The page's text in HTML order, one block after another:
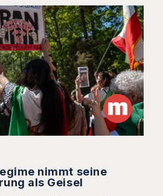
nimmt seine
als Geisel